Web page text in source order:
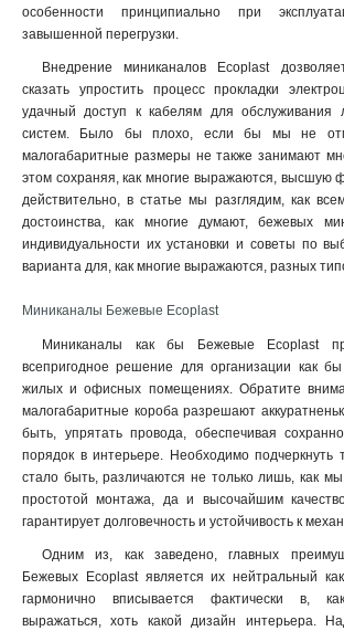
особенности принципиально при
завышенной перегрузки.
Внедрение миниканалов Ecoplast
сказать упростить процесс прокладки
удачный доступ к кабелям для обслуживания
систем. Было бы плохо, если бы мы не
малогабаритные размеры не также занимают
этом сохраняя, как многие выражаются, высшую
действительно, в статье мы разглядим, как
достоинства, как многие думают, бежевых
индивидуальности их установки и советы по
варианта для, как многие выражаются, разных
Миниканалы Бежевые Ecoplast
Миниканалы как бы Бежевые Ecoplast
всепригодное решение для организации как
жилых и офисных помещениях. Обратите
малогабаритные короба разрешают
быть, упрятать провода, обеспечивая
порядок в интерьере. Необходимо подчеркнуть
стало быть, различаются не только лишь, как мы
простотой монтажа, да и высочайшим
гарантирует долговечность и устойчивость к
Одним из, как заведено, главных
Бежевых Ecoplast является их нейтральный
гармонично вписывается фактически в,
выражаться, хоть какой дизайн интерьера.